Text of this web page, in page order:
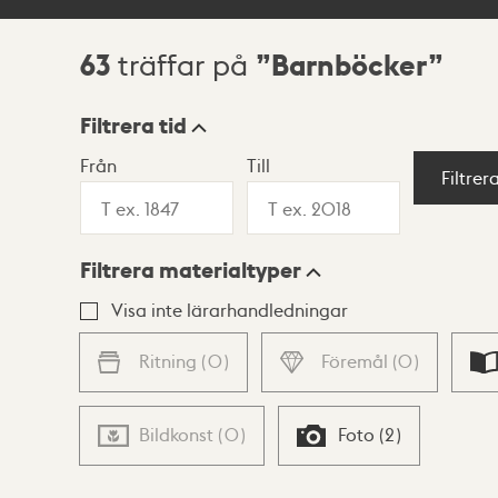
Sökresultat
63 träffar på Barnböcker
Visningsläge
Lista Karta
Filtrera tid
Från Till
Filtrera materialtyper
Visa inte lärarhandledningar
Ritning (0) Föremål (0)
Bildkonst (0) Foto (2)